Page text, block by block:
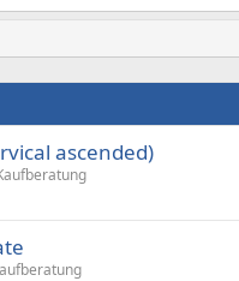
ascended)